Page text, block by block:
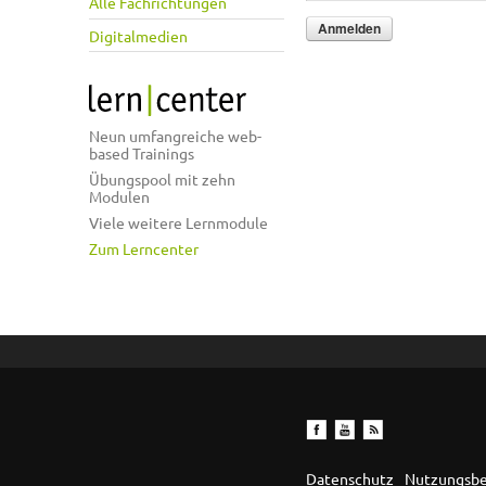
Digitalmedien
Neun umfangreiche web-
based Trainings
Übungspool mit zehn
Modulen
Viele weitere Lernmodule
Zum Lerncenter
Datenschutz